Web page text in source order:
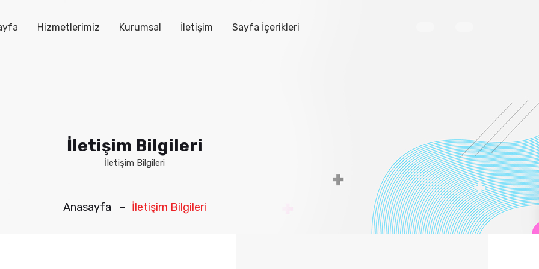
Hizmetlerimiz Kurumsal İletişim Sayfa İçerikleri
İletişim Bilgileri
İletişim Bilgileri
Anasayfa İletişim Bilgileri